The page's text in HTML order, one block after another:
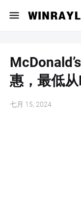
惠，最低
七月 15, 2024